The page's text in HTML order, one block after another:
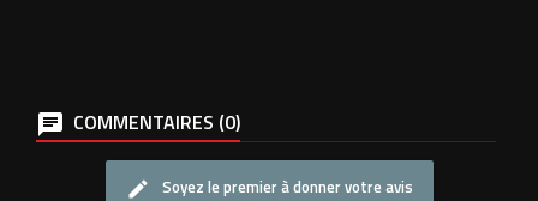
COMMENTAIRES (0)
Soyez le premier à donner votre avis